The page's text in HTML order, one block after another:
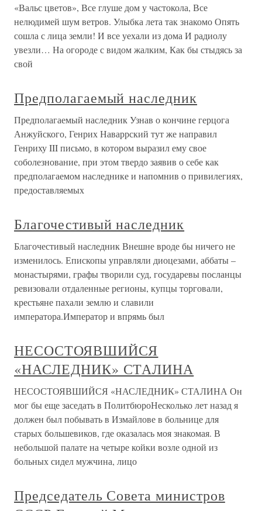
«Вальс цветов», Все глуше дом у частокола, Все
нелюдимей шум ветров. Улыбка лета так знакомо Опять
сошла с лица земли! И все уехали из дома И радиолу
увезли… На огороде с видом жалким, Как бы стыдясь за
свой
Предполагаемый наследник
Предполагаемый наследник Узнав о кончине герцога
Анжуйского, Генрих Наваррский тут же направил
Генриху III письмо, в котором выразил ему свое
соболезнование, при этом твердо заявив о себе как
предполагаемом наследнике и напомнив о привилегиях,
предоставляемых
Благочестивый наследник
Благочестивый наследник Внешне вроде бы ничего не
изменилось. Епископы управляли диоцезами, аббаты –
монастырями, графы творили суд, государевы посланцы
ревизовали отдаленные регионы, купцы торговали,
крестьяне пахали землю и славили
императора.Император и впрямь был
НЕСОСТОЯВШИЙСЯ
«НАСЛЕДНИК» СТАЛИНА
НЕСОСТОЯВШИЙСЯ «НАСЛЕДНИК» СТАЛИНА Он
мог бы еще заседать в ПолитбюроНесколько лет назад я
должен был побывать в Измайлове в больнице для
старых большевиков, где оказалась моя знакомая. В
небольшой палате на четыре койки возле одной из
больных сидел мужчина, лицо
Председатель Совета министров